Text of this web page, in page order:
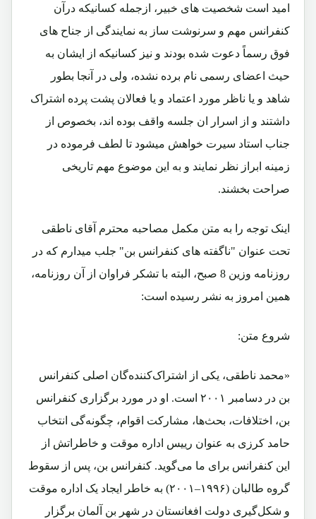
امید است شخصیت های خبیر، ازجمله کسانیکه درآن
کنفرانس مهم و سرنوشت ساز به نمایندگی از جناح های
فوق رسماً دعوت شده بودند و نیز کسانیکه از ایشان به
حیث اعضای رسمی نام برده نشده، ولی در آنجا بطور
شاهد و یا ناظر مورد اعتماد و یا فعالان پشت پرده اشتراک
داشتند و از اسرار ان جلسه واقف بوده اند، بخصوص از
جناب استاد سیرت خواهش میشود تا لطف فرموده در
زمینه ابراز نظر نمایند و به این موضوع مهم تاریخی
صراحت بخشند.
اینک توجه را به متن مکمل مصاحبه محترم آقای ناطقی
تحت عنوان "ناگفته های کنفرانس بن" جلب میدارم که در
روزنامه وزین 8 صبح، البته با تشکر فراوان از آن روزنامه،
همین امروز به نشر رسیده است:
شروع متن:
«محمد ناطقی، یکی از اشتراک‌کننده‌گان اصلی کنفرانس
بن در دسامبر ۲۰۰۱ است. او در مورد برگزاری کنفرانس
بن، اختلافات، بحث‌ها، مشارکت اقوام، چگونه‌گی انتخاب
حامد کرزی به عنوان رییس اداره موقت و خاطراتش از
این کنفرانس برای ما می‌گوید. کنفرانس بن، پس از سقوط
گروه طالبان (۱۹۹۶–۲۰۰۱) به خاطر ایجاد یک اداره موقت
و شکل‌گیری دولت افغانستان در شهر بن آلمان برگزار